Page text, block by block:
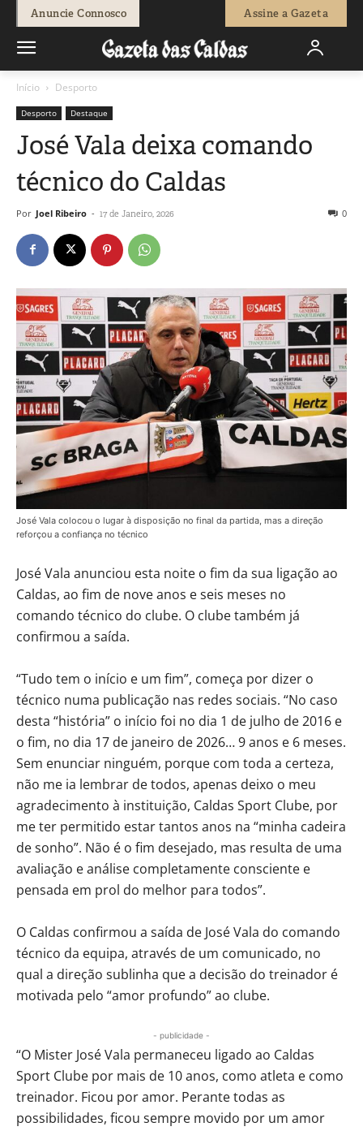
Anuncie Connosco Assine a Gazeta
Início Desporto
Desporto Destaque
José Vala deixa comando
técnico do Caldas
Por Joel Ribeiro - 17 de Janeiro, 2026 0
José Vala colocou o lugar à disposição no final da partida, mas a direção
reforçou a confiança no técnico
José Vala anunciou esta noite o fim da sua ligação ao
Caldas, ao fim de nove anos e seis meses no
comando técnico do clube. O clube também já
confirmou a saída.
“Tudo tem o início e um fim”, começa por dizer o
técnico numa publicação nas redes sociais. “No caso
desta “história” o início foi no dia 1 de julho de 2016 e
o fim, no dia 17 de janeiro de 2026… 9 anos e 6 meses.
Sem enunciar ninguém, porque com toda a certeza,
não me ia lembrar de todos, apenas deixo o meu
agradecimento à instituição, Caldas Sport Clube, por
me ter permitido estar tantos anos na “minha cadeira
de sonho”. Não é o fim desejado, mas resulta de uma
avaliação e análise completamente consciente e
pensada em prol do melhor para todos”.
O Caldas confirmou a saída de José Vala do comando
técnico da equipa, através de um comunicado, no
qual a direção sublinha que a decisão do treinador é
motivada pelo “amor profundo” ao clube.
- publicidade -
“O Mister José Vala permaneceu ligado ao Caldas
Sport Clube por mais de 10 anos, como atleta e como
treinador. Ficou por amor. Perante todas as
possibilidades, ficou sempre movido por um amor